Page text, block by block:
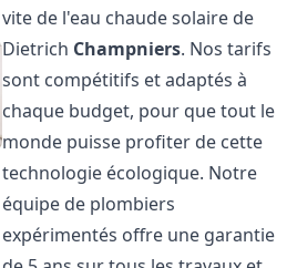
vite de l'eau chaude solaire de
Dietrich Champniers. Nos tarifs
sont compétitifs et adaptés à
chaque budget, pour que tout le
monde puisse profiter de cette
technologie écologique. Notre
équipe de plombiers
expérimentés offre une garantie